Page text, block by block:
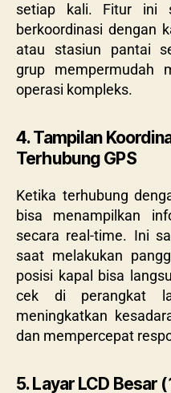
setiap kali. Fitur ini
berkoordinasi dengan
atau stasiun pantai
grup mempermudah
operasi kompleks.
4. Tampilan
Terhubung GPS
Ketika terhubung
bisa menampilkan
secara real-time. Ini
saat melakukan
posisi kapal bisa
cek di perangkat
meningkatkan
dan mempercepat
5. Layar LCD Besar